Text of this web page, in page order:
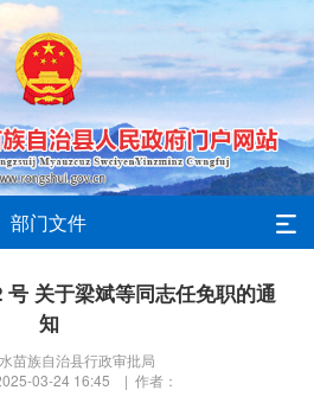
部门文件
号 关于梁斌等同志任免职的通
知
苗族自治县行政审批局
03-24 16:45 | 作者：